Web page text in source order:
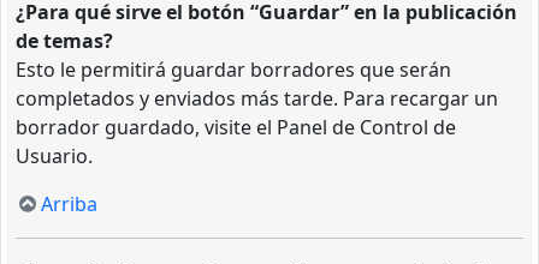
¿Para qué sirve el botón “Guardar” en la publicación
de temas?
Esto le permitirá guardar borradores que serán
completados y enviados más tarde. Para recargar un
borrador guardado, visite el Panel de Control de
Usuario.
Arriba